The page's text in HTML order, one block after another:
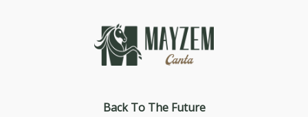
Back To The Future